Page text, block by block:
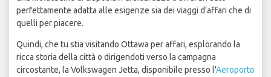
perfettamente adatta alle esigenze sia dei viaggi d'affari che di
quelli per piacere.
Quindi, che tu stia visitando Ottawa per affari, esplorando la
ricca storia della città o dirigendoti verso la campagna
circostante, la Volkswagen Jetta, disponibile presso l'Aeroporto